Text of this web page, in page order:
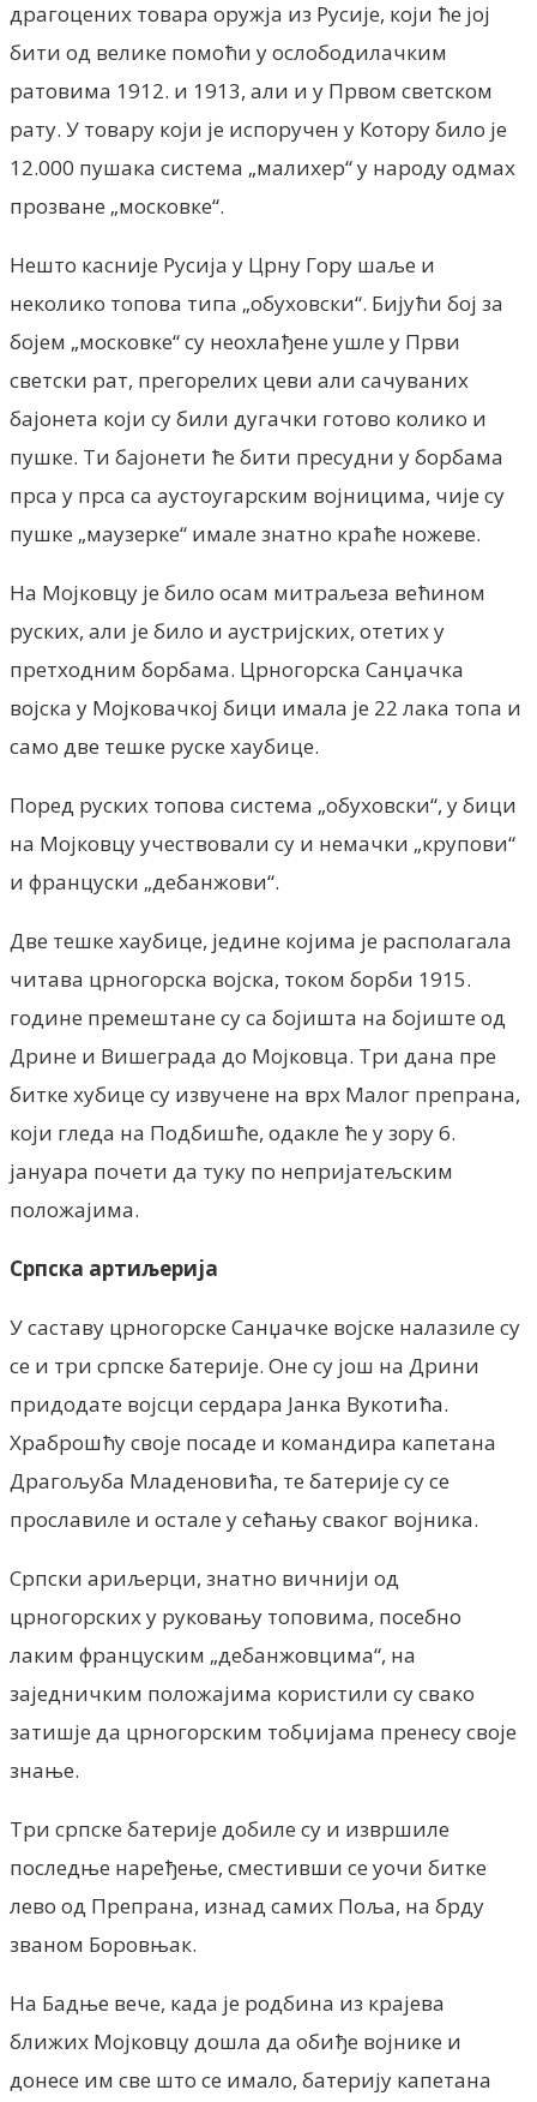
драгоцених товара оружја из Русије, који ће јој
бити од велике помоћи у ослободилачким
ратовима 1912. и 1913, али и у Првом светском
рату. У товару који је испоручен у Котору било је
12.000 пушака система „малихер“ у народу одмах
прозване „московке“.
Нешто касније Русија у Црну Гору шаље и
неколико топова типа „обуховски“. Бијући бој за
бојем „московке“ су неохлађене ушле у Први
светски рат, прегорелих цеви али сачуваних
бајонета који су били дугачки готово колико и
пушке. Ти бајонети ће бити пресудни у борбама
прса у прса са аустоугарским војницима, чије су
пушке „маузерке“ имале знатно краће ножеве.
На Мојковцу је било осам митраљеза већином
руских, али је било и аустријских, отетих у
претходним борбама. Црногорска Санџачка
војска у Мојковачкој бици имала је 22 лака топа и
само две тешке руске хаубице.
Поред руских топова система „обуховски“, у бици
на Мојковцу учествовали су и немачки „крупови“
и француски „дебанжови“.
Две тешке хаубице, једине којима је располагала
читава црногорска војска, током борби 1915.
године премештане су са бојишта на бојиште од
Дрине и Вишеграда до Мојковца. Три дана пре
битке хубице су извучене на врх Малог препрана,
који гледа на Подбишће, одакле ће у зору 6.
јануара почети да туку по непријатељским
положајима.
Српска артиљерија
У саставу црногорске Санџачке војске налазиле су
се и три српске батерије. Оне су још на Дрини
придодате војсци сердара Јанка Вукотића.
Храброшћу своје посаде и командира капетана
Драгољуба Младеновића, те батерије су се
прославиле и остале у сећању сваког војника.
Српски ариљерци, знатно вичнији од
црногорских у руковању топовима, посебно
лаким француским „дебанжовцима“, на
заједничким положајима користили су свако
затишје да црногорским тобџијама пренесу своје
знање.
Три српске батерије добиле су и извршиле
последње наређење, сместивши се уочи битке
лево од Препрана, изнад самих Поља, на брду
званом Боровњак.
На Бадње вече, када је родбина из крајева
ближих Мојковцу дошла да обиђе војнике и
донесе им све што се имало, батерију капетана